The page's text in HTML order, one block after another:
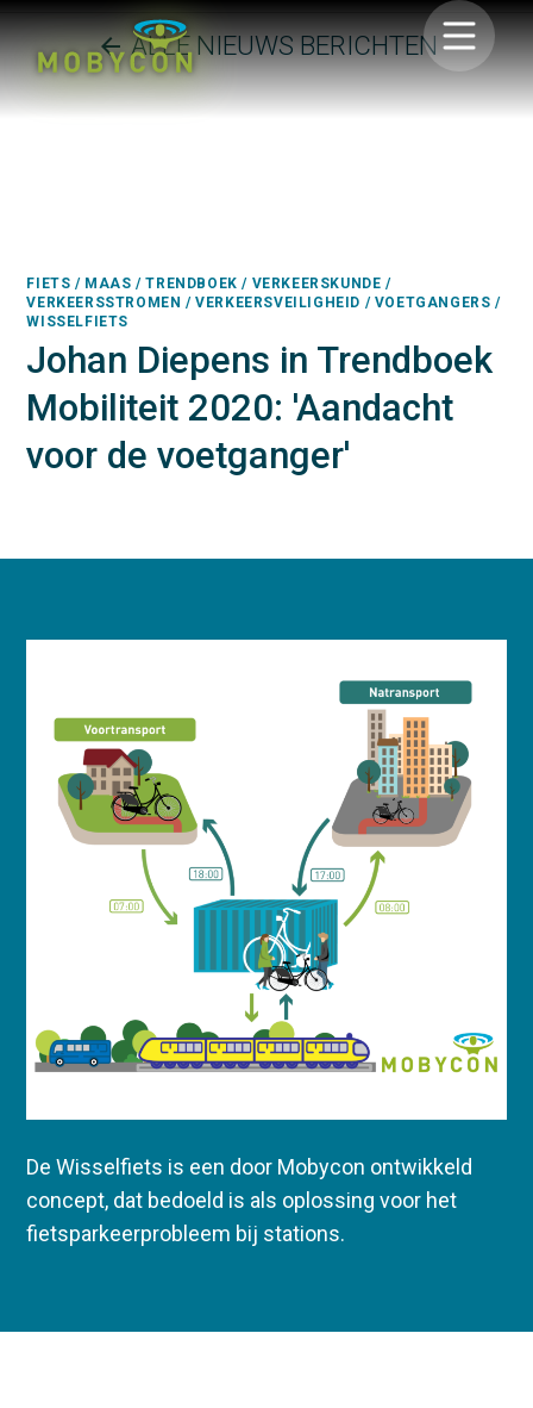
arrow_backALLE NIEUWS BERICHTEN
FIETS / MAAS / TRENDBOEK / VERKEERSKUNDE /
VERKEERSSTROMEN / VERKEERSVEILIGHEID / VOETGANGERS /
WISSELFIETS
Johan Diepens in Trendboek
Mobiliteit 2020: 'Aandacht
voor de voetganger'
De Wisselfiets is een door Mobycon ontwikkeld
concept, dat bedoeld is als oplossing voor het
fietsparkeerprobleem bij stations.